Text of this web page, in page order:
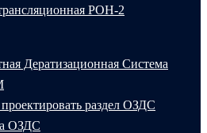
РОН-2
Дератизационная Система
раздел ОЗДС
ОЗДС